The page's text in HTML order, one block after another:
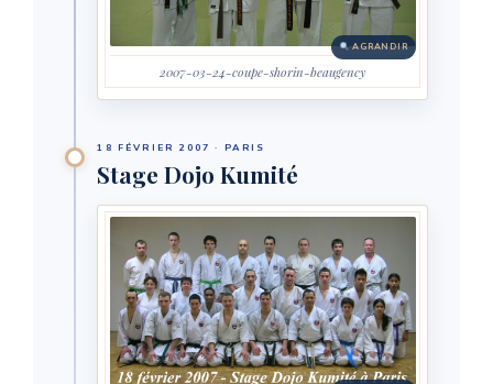
AGRANDIR
2007-03-24-coupe-shorin-beaugency
18 FÉVRIER 2007 · PARIS
Stage Dojo Kumité